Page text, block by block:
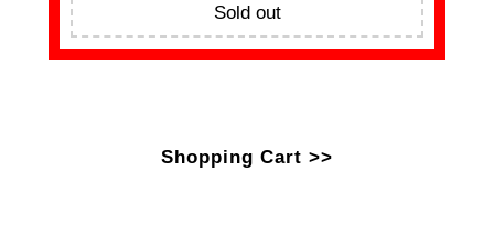
Sold out
Shopping Cart >>